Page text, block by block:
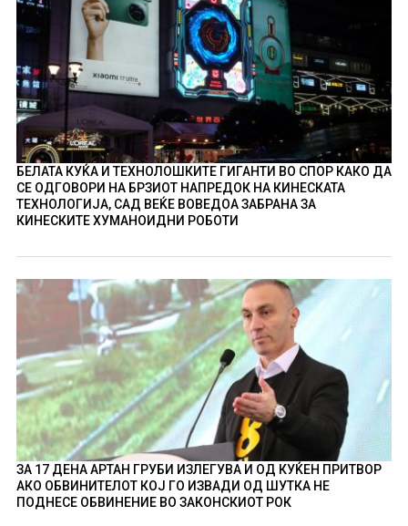
БЕЛАТА КУЌА И ТЕХНОЛОШКИТЕ ГИГАНТИ ВО СПОР КАКО ДА
СЕ ОДГОВОРИ НА БРЗИОТ НАПРЕДОК НА КИНЕСКАТА
ТЕХНОЛОГИЈА, САД ВЕЌЕ ВОВЕДОА ЗАБРАНА ЗА
КИНЕСКИТЕ ХУМАНОИДНИ РОБОТИ
ЗА 17 ДЕНА АРТАН ГРУБИ ИЗЛЕГУВА И ОД КУЌЕН ПРИТВОР
АКО ОБВИНИТЕЛОТ КОЈ ГО ИЗВАДИ ОД ШУТКА НЕ
ПОДНЕСЕ ОБВИНЕНИЕ ВО ЗАКОНСКИОТ РОК